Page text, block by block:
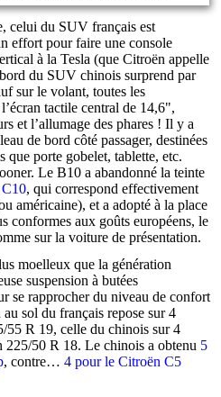
celui du SUV français est
effort pour faire une console
à la Tesla (que Citroën appelle
du SUV chinois surprend par
sur le volant, toutes les
tactile central de 14,6",
et l’allumage des phares ! Il y a
de bord côté passager, destinées
que porte gobelet, tablette, etc.
Le B10 a abandonné la teinte
C10, qui correspond effectivement
américaine), et a adopté à la place
conformes aux goûts européens, le
sur la voiture de présentation.
moelleux que la génération
suspension à butées
se rapprocher du niveau de confort
sol du français repose sur 4
R 19, celle du chinois sur 4
50 R 18. Le chinois a obtenu 5
, contre…4 pour le Citroën C5